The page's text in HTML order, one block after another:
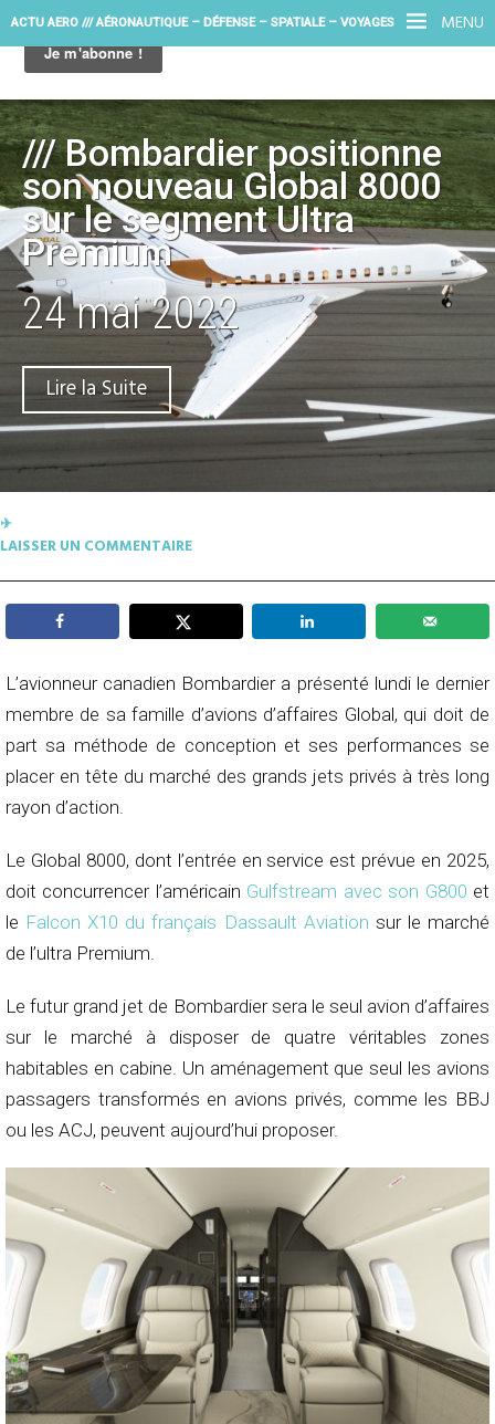
MENU
ACTU AERO /// AÉRONAUTIQUE – DÉFENSE – SPATIALE – VOYAGES
/// Bombardier positionne
son nouveau Global 8000
sur le segment Ultra
Premium
24 mai 2022
Lire la Suite
✈︎
LAISSER UN COMMENTAIRE
L’avionneur canadien Bombardier a présenté lundi le dernier
membre de sa famille d’avions d’affaires Global, qui doit de
part sa méthode de conception et ses performances se
placer en tête du marché des grands jets privés à très long
rayon d’action.
Le Global 8000, dont l’entrée en service est prévue en 2025,
doit concurrencer l’américain Gulfstream avec son G800 et
le Falcon X10 du français Dassault Aviation sur le marché
de l’ultra Premium.
Le futur grand jet de Bombardier sera le seul avion d’affaires
sur le marché à disposer de quatre véritables zones
habitables en cabine. Un aménagement que seul les avions
passagers transformés en avions privés, comme les BBJ
ou les ACJ, peuvent aujourd’hui proposer.